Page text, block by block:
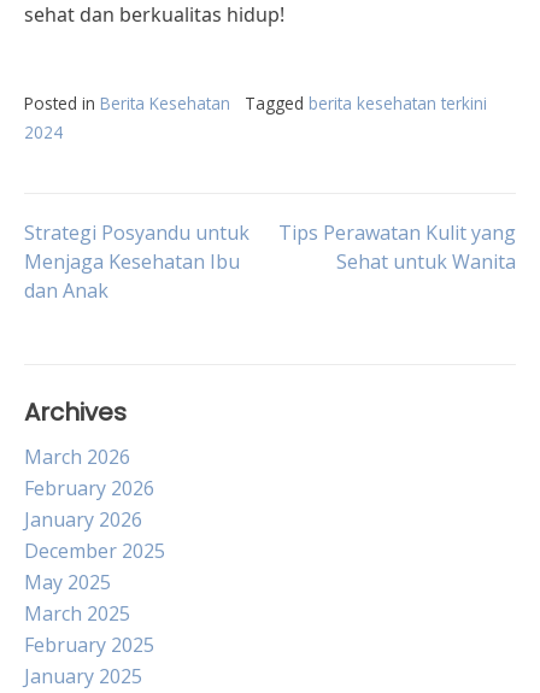
sehat dan berkualitas hidup!
Posted in Berita Kesehatan Tagged berita kesehatan terkini
2024
Post
navigation
Strategi Posyandu untuk
Menjaga Kesehatan Ibu
dan Anak
Tips Perawatan Kulit yang
Sehat untuk Wanita
Archives
March 2026
February 2026
January 2026
December 2025
May 2025
March 2025
February 2025
January 2025